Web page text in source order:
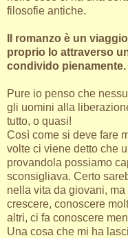
filosofie antiche.
Il romanzo è un
proprio Io attraverso
condivido pienamente.
Pure io penso che
gli uomini alla
tutto, o quasi!
Così come si deve fare
volte ci viene detto che
provandola possiamo
sconsigliava. Certo
nella vita da giovani,
crescere, conoscere
altri, ci fa conoscere
Una cosa che mi ha